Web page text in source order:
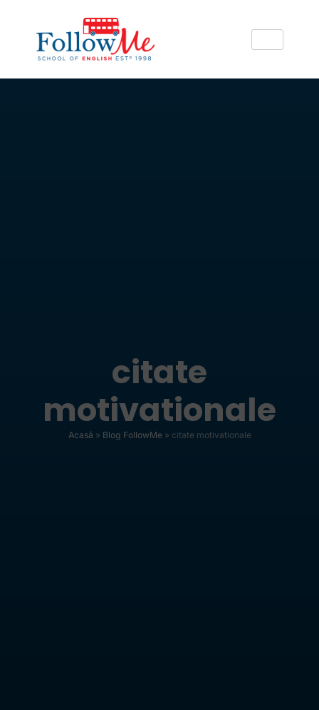
citate
motivationale
Acasă » Blog FollowMe» citate motivationale